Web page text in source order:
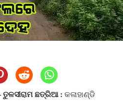
ଛତ୍ରିଆ : କଳାହାଣ୍ଡି